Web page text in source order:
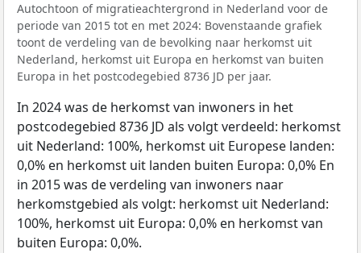
Autochtoon of migratieachtergrond in Nederland voor de
periode van 2015 tot en met 2024: Bovenstaande grafiek
toont de verdeling van de bevolking naar herkomst uit
Nederland, herkomst uit Europa en herkomst van buiten
Europa in het postcodegebied 8736 JD per jaar.
In 2024 was de herkomst van inwoners in het
postcodegebied 8736 JD als volgt verdeeld: herkomst
uit Nederland: 100%, herkomst uit Europese landen:
0,0% en herkomst uit landen buiten Europa: 0,0% En
in 2015 was de verdeling van inwoners naar
herkomstgebied als volgt: herkomst uit Nederland:
100%, herkomst uit Europa: 0,0% en herkomst van
buiten Europa: 0,0%.